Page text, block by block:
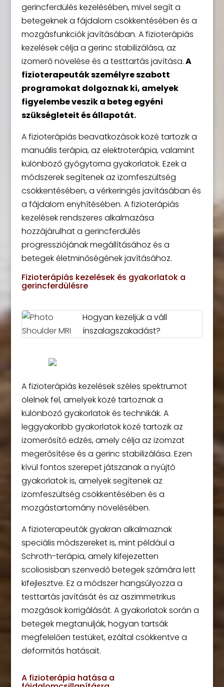
gerincferdülés kezelésében, mivel segít a
betegeknek a fájdalom csökkentésében és a
mozgásfunkciók javításában. A fizioterápiás
kezelések célja a gerinc stabilizálása, az
izomerő növelése és a testtartás javítása.A
fizioterapeuták személyre szabott
programokat dolgoznak ki, amelyek
figyelembe veszik a beteg egyéni
szükségleteit és állapotát.
A fizioterápiás beavatkozások közé tartozik a
manuális terápia, az elektroterápia, valamint
különböző gyógytorna gyakorlatok. Ezek a
módszerek segítenek az izomfeszültség
csökkentésében, a vérkeringés javításában és
a fájdalom enyhítésében. A fizioterápiás
kezelések rendszeres alkalmazása
hozzájárulhat a gerincferdülés
progressziójának megállításához és a
betegek életminőségének javításához.
Fizioterápiás kezelések és gyakorlatok a
gerincferdülésre
Hogyan kezeljük a váll
ínszalagszakadást?
A fizioterápiás kezelések széles spektrumot
ölelnek fel, amelyek közé tartoznak a
különböző gyakorlatok és technikák. A
leggyakoribb gyakorlatok közé tartozik az
izomerősítő edzés, amely célja az izomzat
megerősítése és a gerinc stabilizálása. Ezen
kívül fontos szerepet játszanak a nyújtó
gyakorlatok is, amelyek segítenek az
izomfeszültség csökkentésében és a
mozgástartomány növelésében.
A fizioterapeuták gyakran alkalmaznak
speciális módszereket is, mint például a
Schroth-terápia, amely kifejezetten
scoliosisban szenvedő betegek számára lett
kifejlesztve. Ez a módszer hangsúlyozza a
testtartás javítását és az aszimmetrikus
mozgások korrigálását. A gyakorlatok során a
betegek megtanulják, hogyan tartsák
megfelelően testüket, ezáltal csökkentve a
deformitás hatásait.
A fizioterápia hatása a